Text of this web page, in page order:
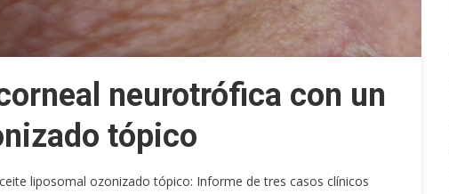
neurotrófica con un
tópico
liposomal ozonizado tópico: Informe de tres casos clínicos